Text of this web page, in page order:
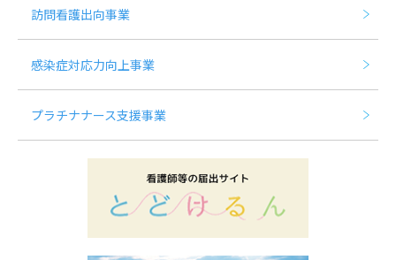
訪問看護出向事業
感染症対応力向上事業
プラチナナース支援事業